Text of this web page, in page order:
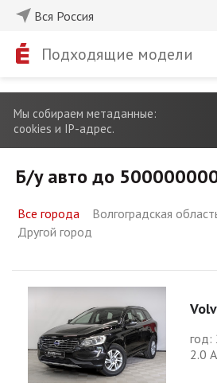
Вся Россия
Подходящие модели
Мы собираем метаданные:
cookies и IP-адрес.
Б/у авто до
Все города Волгоградская
Другой город
год:
2.0